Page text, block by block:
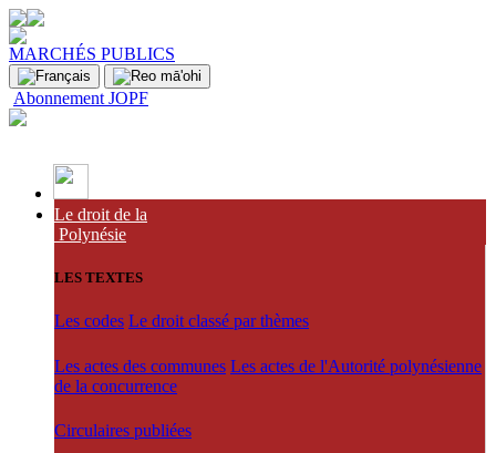
MARCHÉS PUBLICS
Abonnement JOPF
Le droit de la
Polynésie
LES TEXTES
Les codes Le droit classé par thèmes
Les actes des communes Les actes de l'Autorité polynésienne
de la concurrence
Circulaires publiées